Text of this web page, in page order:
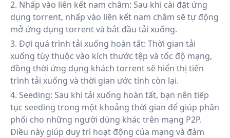
Nhấp vào liên kết nam châm: Sau khi cài đặt ứng
dụng torrent, nhấp vào liên kết nam châm sẽ tự động
mở ứng dụng torrent và bắt đầu tải xuống.
Đợi quá trình tải xuống hoàn tất: Thời gian tải
xuống tùy thuộc vào kích thước tệp và tốc độ mạng,
đồng thời ứng dụng khách torrent sẽ hiển thị tiến
trình tải xuống và thời gian ước tính còn lại.
Seeding: Sau khi tải xuống hoàn tất, bạn nên tiếp
tục seeding trong một khoảng thời gian để giúp phân
phối cho những người dùng khác trên mạng P2P.
Điều này giúp duy trì hoạt động của mạng và đảm